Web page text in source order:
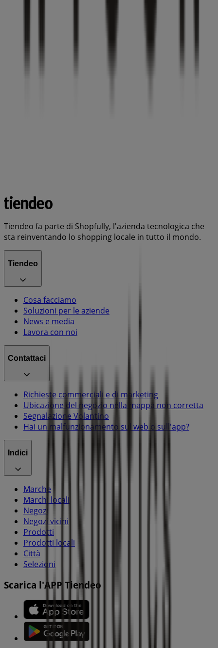
Tiendeo fa parte di Shopfully, l'azienda tecnologica che
sta reinventando lo shopping locale in tutto il mondo.
Tiendeo
Cosa facciamo
Soluzioni per le aziende
News e media
Lavora con noi
Contattaci
Richieste commerciali e di marketing
Ubicazione del negozio nella mappa non corretta
Segnalazione Volantino
Hai un malfunzionamento sul web o sull'app?
Indici
Marche
Marchi locali
Negozi
Negozi vicini
Prodotti
Prodotti locali
Città
Selezioni
Scarica l'APP Tiendeo